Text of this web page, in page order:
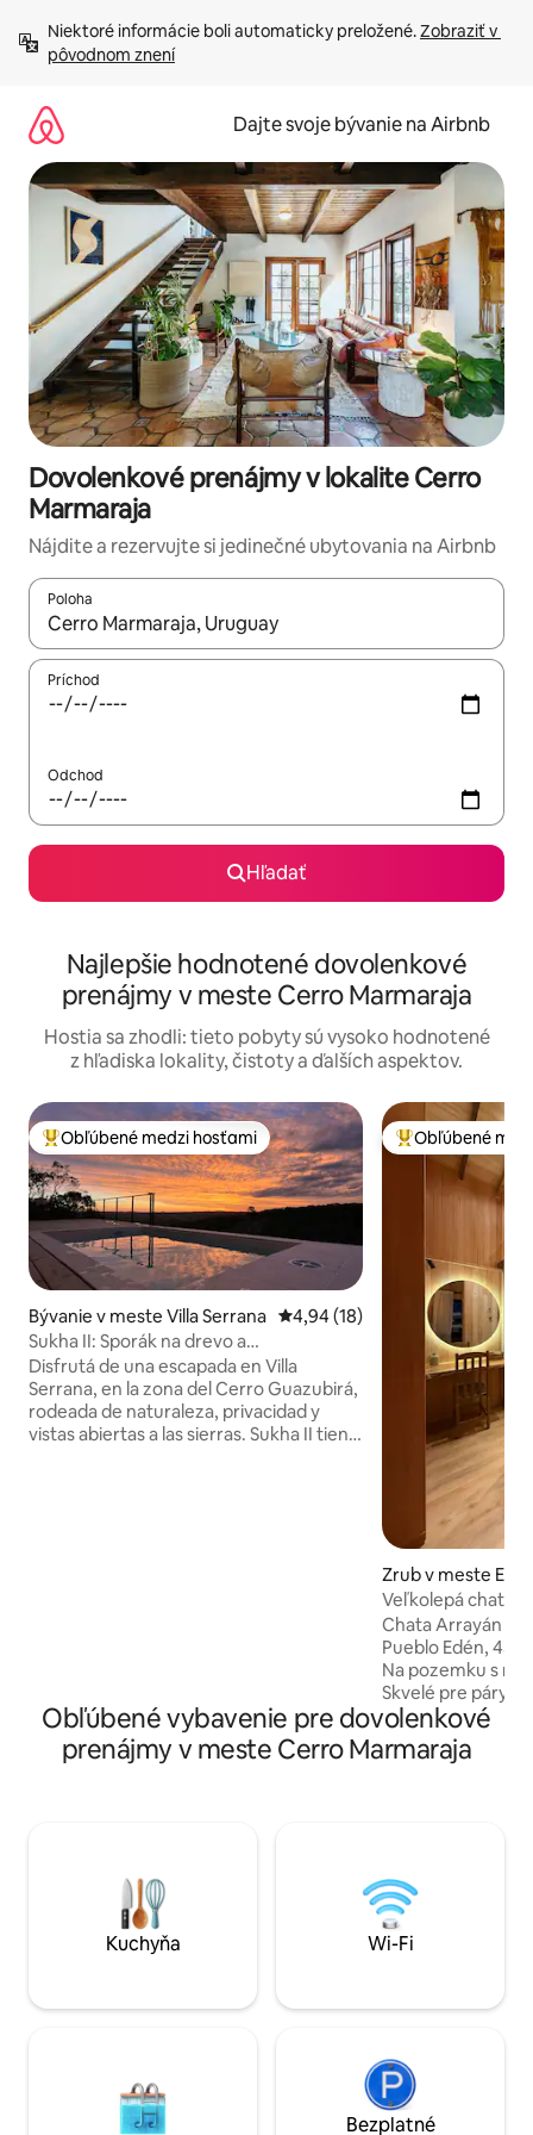
obsah.
Niektoré informácie boli automaticky preložené. Zobraziť v
pôvodnom znení
Dajte svoje bývanie na Airbnb
Dovolenkové prenájmy v lokalite Cerro
Marmaraja
Nájdite a rezervujte si jedinečné ubytovania na Airbnb
Poloha
Keď budú výsledky k dispozícii, môžete si ich prechádzať
Príchod
Odchod
Hľadať
Najlepšie hodnotené dovolenkové
prenájmy v meste Cerro Marmaraja
Hostia sa zhodli: tieto pobyty sú vysoko hodnotené
z hľadiska lokality, čistoty a ďalších aspektov.
Najobľúbenejšie medzi hosťami
Obľúbené medzi hosťami
Bývanie v meste Villa Serrana Priemerné ohodnotenie 4,94
4,94 (18)
Sukha II: Sporák na drevo a
nezabudnuteľné západy slnka
Disfrutá de una escapada en Villa
Serrana, en la zona del Cerro Guazubirá,
rodeada de naturaleza, privacidad y
vistas abiertas a las sierras. Sukha II tiene
Najobľúbenejšie
Obľúbené
Zrub v meste El
Veľkolepá chata v
Chata Arrayán vo
Pueblo Edén, 45
Na pozemku s
Skvelé pre páry. Má 2 spálne. Dizajnérsky
útulok, kde
ticho, prírodu a
na horskú krajinu
zvieratami a
udržiavané
Obľúbené vybavenie pre dovolenkové
prenájmy v meste Cerro Marmaraja
Kuchyňa Wi-Fi
Bezplatné